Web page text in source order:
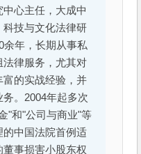
心主任，大成中
科技与文化法律研
余年，长期从事私
律服务，尤其对
的实战经验，并
。2004年起多次
"和"公司与商业"等
中国法院首例适
事损害小股东权